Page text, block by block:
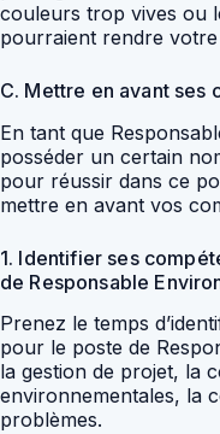
couleurs trop vives ou
pourraient rendre votre
C. Mettre en avant ses
En tant que
posséder un certain
pour réussir dans ce
mettre en avant vos
1. Identifier ses
de Responsable
Prenez le temps
pour le poste de
la gestion de projet, la
environnementales, la
problèmes.